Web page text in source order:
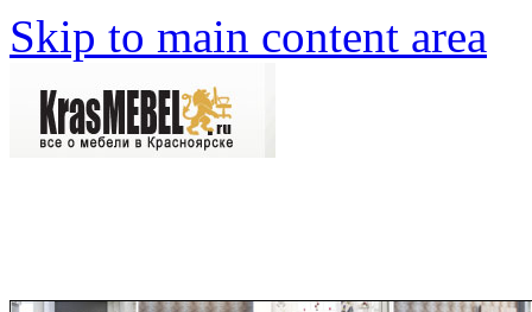
Skip to main content area